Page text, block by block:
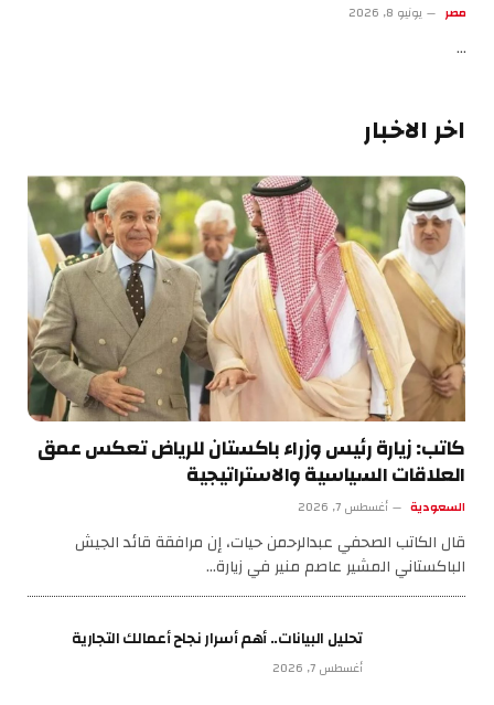
مصر يونيو 8, 2026
…
اخر الاخبار
كاتب: زيارة رئيس وزراء باكستان للرياض تعكس عمق
العلاقات السياسية والاستراتيجية
السعودية أغسطس 7, 2026
قال الكاتب الصحفي عبدالرحمن حيات، إن مرافقة قائد الجيش
الباكستاني المشير عاصم منير في زيارة…
تحليل البيانات.. أهم أسرار نجاح أعمالك التجارية
أغسطس 7, 2026